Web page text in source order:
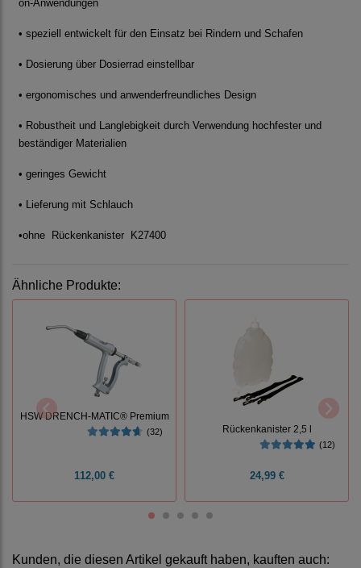
on-Anwendungen
• speziell entwickelt für den Einsatz bei Rindern und Schafen
• Dosierung über Dosierrad einstellbar
• ergonomisches und anwenderfreundliches Design
• Robustheit und Langlebigkeit durch Verwendung hochfester und
beständiger Materialien
• geringes Gewicht
• Lieferung mit Schlauch
•ohne Rückenkanister K27400
Ähnliche Produkte:
HSW DRENCH-MATIC® Premium
(32)
112,00 €
Rückenkanister 2,5 l
(12)
24,99 €
Kunden, die diesen Artikel gekauft haben, kauften auch: